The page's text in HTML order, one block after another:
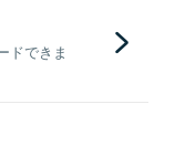
ドできま